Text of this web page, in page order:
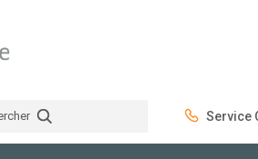
Service